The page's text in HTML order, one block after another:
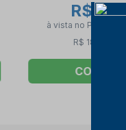
R$
à vista no PIX
R$ 18,10 no
COMPRAR